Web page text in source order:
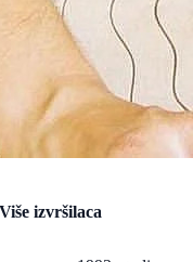
izvršilaca